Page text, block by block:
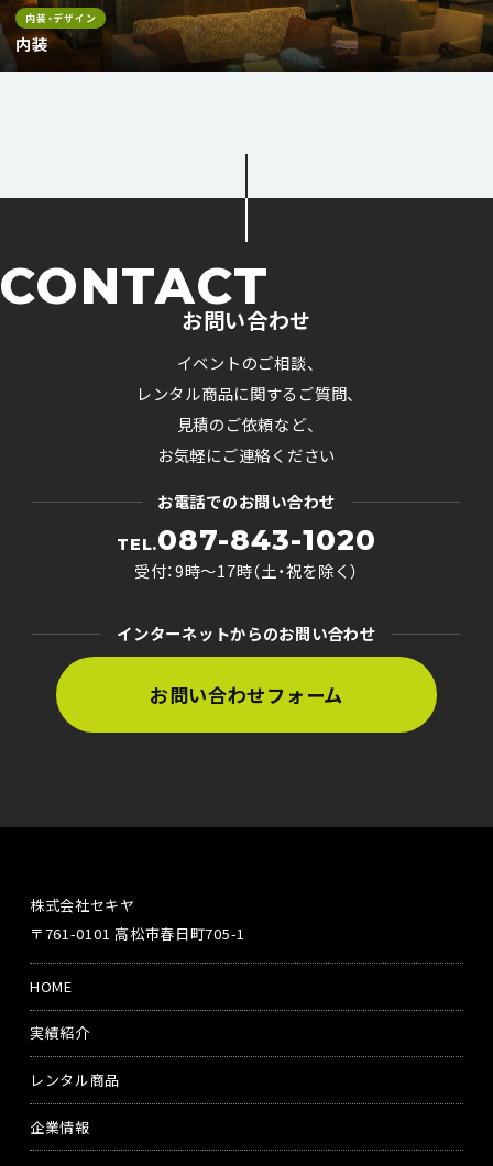
内装・デザイン
内装
CONTACT
お問い合わせ
イベントのご相談、
レンタル商品に関するご質問、
見積のご依頼など、
お気軽にご連絡ください
お電話でのお問い合わせ
TEL.087-843-1020
受付：9時〜17時（土・祝を除く）
インターネットからのお問い合わせ
お問い合わせフォーム
株式会社セキヤ
〒761-0101 高松市春日町705-1
HOME
実績紹介
レンタル商品
企業情報